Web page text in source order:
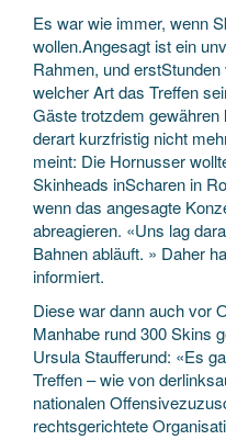
Es war wie immer, wenn
wollen.Angesagt ist ein
Rahmen, und
welcher Art das Treffen
Gäste trotzdem gewähren
derart kurzfristig nicht
meint: Die Hornusser
Skinheads inScharen in
wenn das angesagte
abreagieren. «Uns lag
Bahnen abläuft. » Daher
informiert.
Diese war dann auch vor
Manhabe rund 300 Skins
Ursula Staufferund: «Es
Treffen – wie von
nationalen
rechtsgerichtete